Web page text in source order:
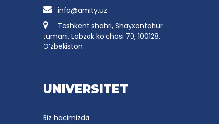
info@amity.uz
Toshkent shahri, Shayxontohur
tumani, Labzak ko‘chasi 70, 100128,
O‘zbekiston
UNIVERSITET
Biz haqimizda